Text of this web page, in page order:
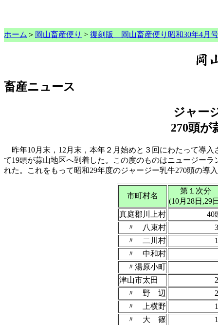
ホーム ＞ 岡山畜産便り > 復刻版 岡山畜産便り昭和30年4月号
畜産ニュース
ジャー
270頭が
昨年10月末，12月末，本年２月始めと３回にわたって導
て19頭が蒜山地区へ到着した。この度のものはニュージー
れた。これをもって昭和29年度のジャージー乳牛270頭の導
市町村名
第１次分
(10月28日,29
真庭郡川上村
40
〃 八束村
〃 二川村
〃 中和村
〃湯原小町
津山市太田
〃 野 辺
〃 上横野
〃 大 篠